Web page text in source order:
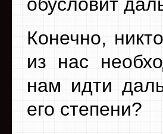
Конечно,
из нас
нам идти
его степени?